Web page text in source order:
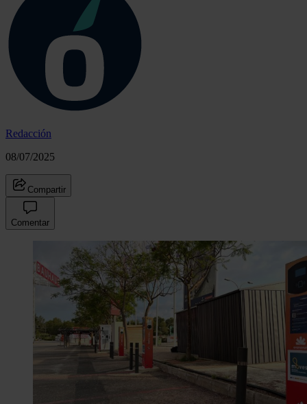
Redacción
08/07/2025
Compartir
Comentar